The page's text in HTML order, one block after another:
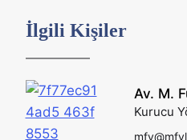
İlgili Kişiler
Av. M.
Kurucu